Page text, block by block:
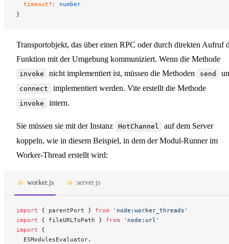
timeout?:
number
}
Transportobjekt, das über einen RPC oder durch direkten Aufruf
Funktion mit der Umgebung kommuniziert. Wenn die Methode
invoke nicht implementiert ist, müssen die Methoden send
connect implementiert werden. Vite erstellt die Methode
invoke intern.
Sie müssen sie mit der Instanz HotChannel
auf dem Server
koppeln, wie in diesem Beispiel, in dem der Modul-Runner im
Worker-Thread erstellt wird:
worker.js server.js
import { parentPort } from 'node:worker_threads'
import { fileURLToPath } from 'node:url'
import {
  ESModulesEvaluator,